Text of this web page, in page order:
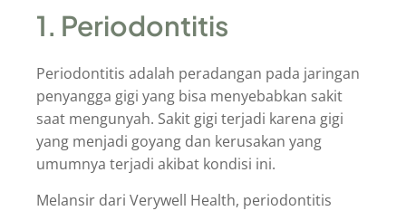
1. Periodontitis
Periodontitis adalah peradangan pada jaringan
penyangga gigi yang bisa menyebabkan sakit
saat mengunyah. Sakit gigi terjadi karena gigi
yang menjadi goyang dan kerusakan yang
umumnya terjadi akibat kondisi ini.
Melansir dari Verywell Health, periodontitis